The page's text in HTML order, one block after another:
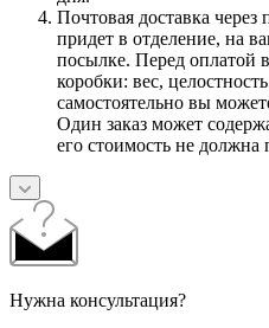
Почтовая доставка через
придет в отделение, на
посылке. Перед оплатой
коробки: вес,
самостоятельно вы
Один заказ может
его стоимость не
Нужна консультация?